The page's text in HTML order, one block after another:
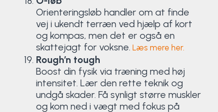
Orienteringsløb handler om at finde
vej i ukendt terræn ved hjælp af kort
og kompas, men det er også en
skattejagt for voksne. Læs mere her.
Rough’n tough
Boost din fysik via træning med høj
intensitet. Lær den rette teknik og
undgå skader. Få synligt større muskler
og kom ned i vægt med fokus på